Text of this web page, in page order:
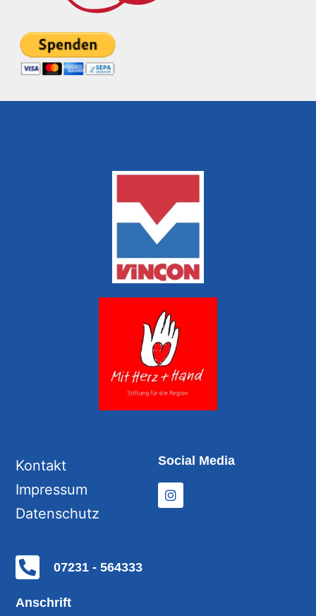
Anschrift
07231 - 564333
Social Media
Kontakt
Impressum
Datenschutz